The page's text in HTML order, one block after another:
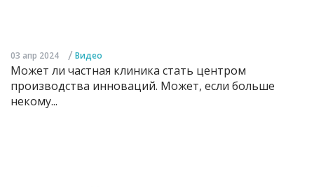
03 апр 2024 / Видео
Может ли частная клиника стать центром
производства инноваций. Может, если больше
некому...